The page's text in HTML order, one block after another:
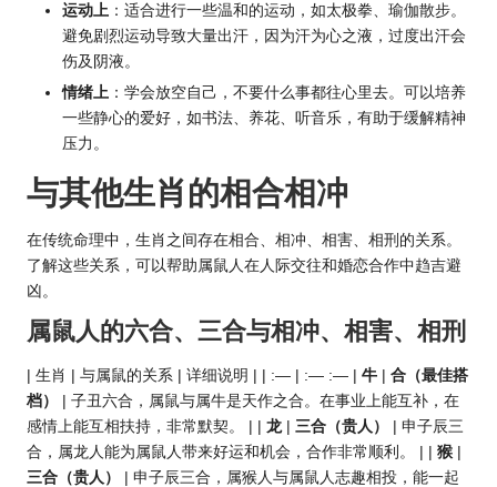
运动上 ：适合进行一些温和的运动，如太极拳、瑜伽散步。
避免剧烈运动导致大量出汗，因为汗为心之液，过度出汗会
伤及阴液。
情绪上 ：学会放空自己，不要什么事都往心里去。可以培养
一些静心的爱好，如书法、养花、听音乐，有助于缓解精神
压力。
与其他生肖的相合相冲
在传统命理中，生肖之间存在相合、相冲、相害、相刑的关系。
了解这些关系，可以帮助属鼠人在人际交往和婚恋合作中趋吉避
凶。
属鼠人的六合、三合与相冲、相害、相刑
| 生肖 | 与属鼠的关系 | 详细说明 | | :— | :— :— | 牛 | 合（最佳搭
档）
| 子丑六合，属鼠与属牛是天作之合。在事业上能互补，在
感情上能互相扶持，非常默契。 | | 龙 | 三合（贵人）
| 申子辰三
合，属龙人能为属鼠人带来好运和机会，合作非常顺利。 | | 猴 |
三合（贵人）
| 申子辰三合，属猴人与属鼠人志趣相投，能一起